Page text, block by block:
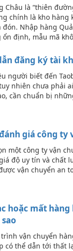
Châu là “thiên
chính là kho
đón. Nhập hàng
định, mẫu mã
đăng ký tài
người biết đến
nhiên chưa phải
cần chuẩn bị
giá công ty
một công ty vận
độ uy tín và chất
vận chuyển an
hoặc mất
vận chuyển
có thể dẫn tới thất